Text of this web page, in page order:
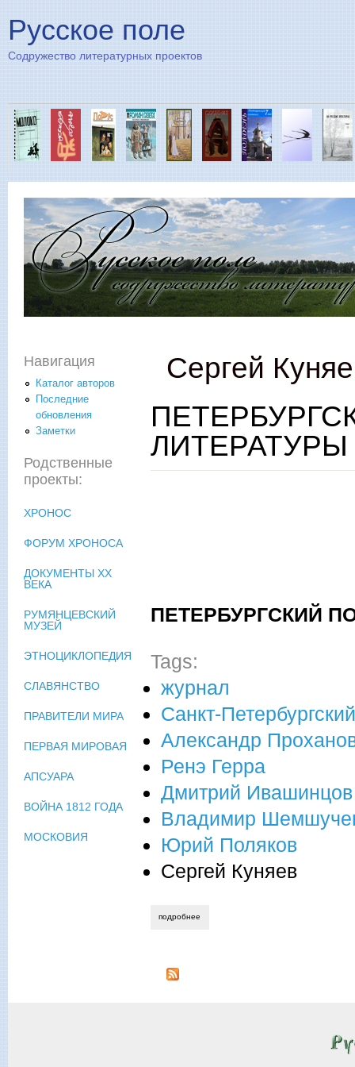
Русское поле
Содружество литературных проектов
Сергей
ЛИТЕРАТУРЫ
ПЕТЕРБУРГСКИЙ
Tags:
журнал
Санкт-
Александр
Ренэ Герра
Дмитрий Ивашинцов
Владимир
Юрий Поляков
Сергей Куняев
подробнее
Навигация
Каталог авторов
Последние
обновления
Заметки
Родственные
проекты:
ХРОНОС
ФОРУМ ХРОНОСА
ДОКУМЕНТЫ XX
ВЕКА
РУМЯНЦЕВСКИЙ
МУЗЕЙ
ЭТНОЦИКЛОПЕДИЯ
СЛАВЯНСТВО
ПРАВИТЕЛИ МИРА
ПЕРВАЯ МИРОВАЯ
АПСУАРА
ВОЙНА 1812 ГОДА
МОСКОВИЯ